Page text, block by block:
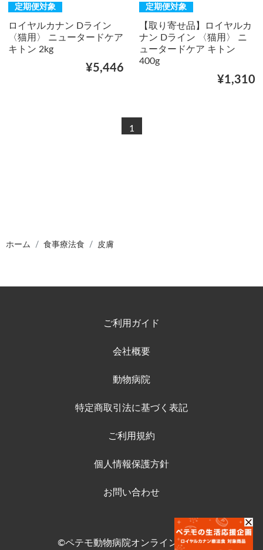
定期便対象
ロイヤルカナン Dライン
〈猫用〉 ニュータードケア
キトン 2kg
¥5,446
定期便対象
【取り寄せ品】ロイヤルカ
ナン Dライン 〈猫用〉 ニ
ュータードケア キトン
400g
¥1,310
1
ホーム 食事療法食 皮膚
ご利用ガイド
会社概要
動物病院
特定商取引法に基づく表記
ご利用規約
個人情報保護方針
お問い合わせ
©ペテモ動物病院オンラインストア